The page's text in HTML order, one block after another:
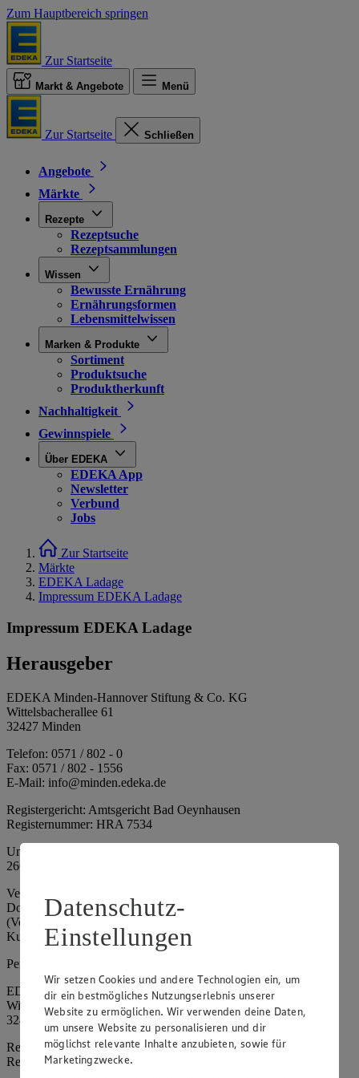
Zum Hauptbereich springen
Zur Startseite
Markt & Angebote Menü
Zur Startseite Schließen
Angebote
Märkte
Rezepte
Rezeptsuche
Rezeptsammlungen
Wissen
Bewusste Ernährung
Ernährungsformen
Lebensmittelwissen
Marken & Produkte
Sortiment
Produktsuche
Produktherkunft
Nachhaltigkeit
Gewinnspiele
Über EDEKA
EDEKA App
Newsletter
Verbund
Jobs
Zur Startseite
Märkte
EDEKA Ladage
Impressum EDEKA Ladage
Impressum EDEKA Ladage
Herausgeber
EDEKA Minden-Hannover Stiftung & Co. KG
Wittelsbacherallee 61
32427 Minden
Telefon: 0571 / 802 - 0
Fax: 0571 / 802 - 1556
E-Mail: info@minden.edeka.de
Registergericht: Amtsgericht Bad Oeynhausen
Registernummer: HRA 7534
Umsatzsteuer-Identifikationsnummer gem. § 27a UStG: DE
266067317
Vertretungsberechtigte: Mark Rosenkranz (Sprecher), Eileen
Dominique Klingsiek (Vorstandsmitglied), Ulf-U. Plath
(Vorstandsmitglied), Stephan Wohler (Vorstandsmitglied), Marc
Kuhlmann (Aufsichtsratsvorsitzender)
Persönlich haftende Gesellschafterin:
EDEKA Minden-Hannover Holding GmbH
Wittelsbacherallee 61
32427 Minden
Registergericht: Amtsgericht Bad Oeynhausen
Registernummer: HRB 4086
Datenschutz-
Einstellungen
Wir setzen Cookies und andere Technologien ein, um
dir ein bestmögliches Nutzungserlebnis unserer
Website zu ermöglichen. Wir verwenden deine Daten,
um unsere Website zu personalisieren und dir
möglichst relevante Inhalte anzubieten, sowie für
Marketingzwecke.